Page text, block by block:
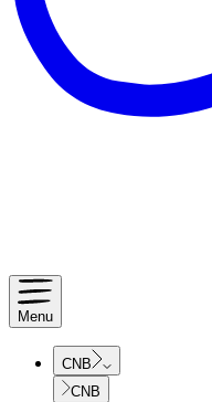
Menu
CNB
CNB